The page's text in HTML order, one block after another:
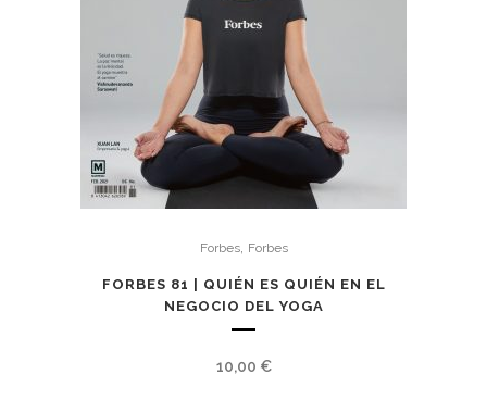
Forbes, Forbes
FORBES 81 | QUIÉN ES QUIÉN EN EL
NEGOCIO DEL YOGA
10,00 €